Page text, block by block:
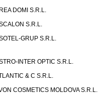
DOMI S.R.L.
S.R.L.
GRUP S.R.L.
INTER OPTIC S.R.L.
& C S.R.L.
COSMETICS MOLDOVA S.R.L.